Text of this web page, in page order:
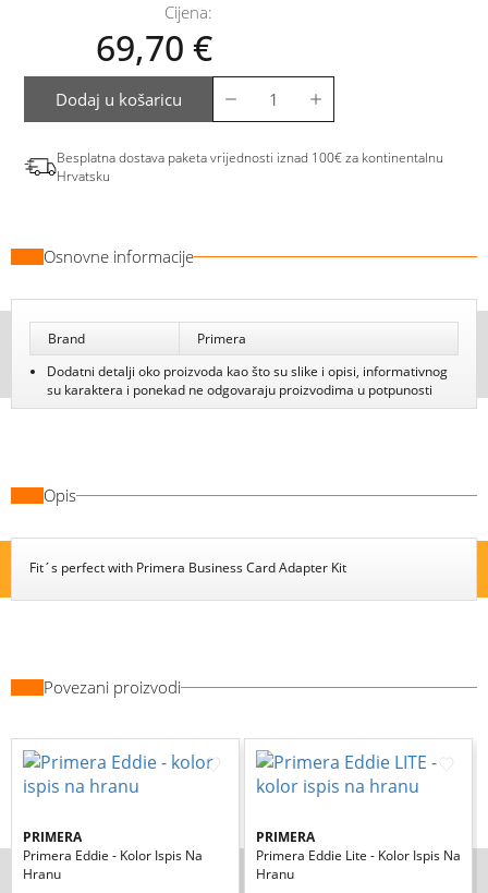
Cijena:
69,70 €
Dodaj u košaricu
Besplatna dostava paketa vrijednosti iznad 100€ za kontinentalnu
Hrvatsku
Osnovne informacije
Brand
Primera
Dodatni detalji oko proizvoda kao što su slike i opisi, informativnog
su karaktera i ponekad ne odgovaraju proizvodima u potpunosti
Opis
Fit´s perfect with Primera Business Card Adapter Kit
Povezani proizvodi
PRIMERA
Primera Eddie - Kolor Ispis Na
Hranu
PRIMERA
Primera Eddie Lite - Kolor Ispis Na
Hranu